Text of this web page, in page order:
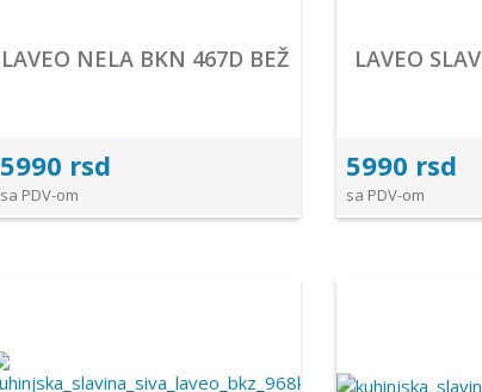
LAVEO NELA BKN 467D BEŽ
5990 rsd
sa PDV-om
LAVEO
5990 rsd
sa PDV-om